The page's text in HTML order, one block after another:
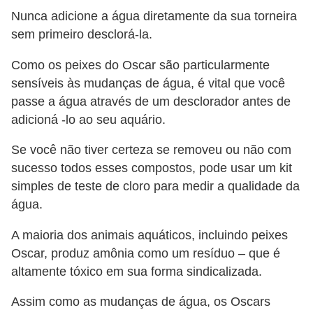
Nunca adicione a água diretamente da sua torneira
sem primeiro desclorá-la.
Como os peixes do Oscar são particularmente
sensíveis às mudanças de água, é vital que você
passe a água através de um desclorador antes de
adicioná -lo ao seu aquário.
Se você não tiver certeza se removeu ou não com
sucesso todos esses compostos, pode usar um kit
simples de teste de cloro para medir a qualidade da
água.
A maioria dos animais aquáticos, incluindo peixes
Oscar, produz amônia como um resíduo – que é
altamente tóxico em sua forma sindicalizada.
Assim como as mudanças de água, os Oscars